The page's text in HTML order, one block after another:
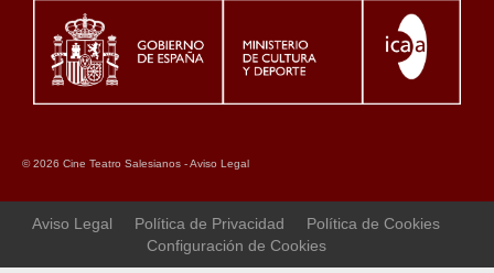
© 2026 Cine Teatro Salesianos -Aviso Legal
Aviso Legal Política de Privacidad
Política de Cookies
Configuración de Cookies